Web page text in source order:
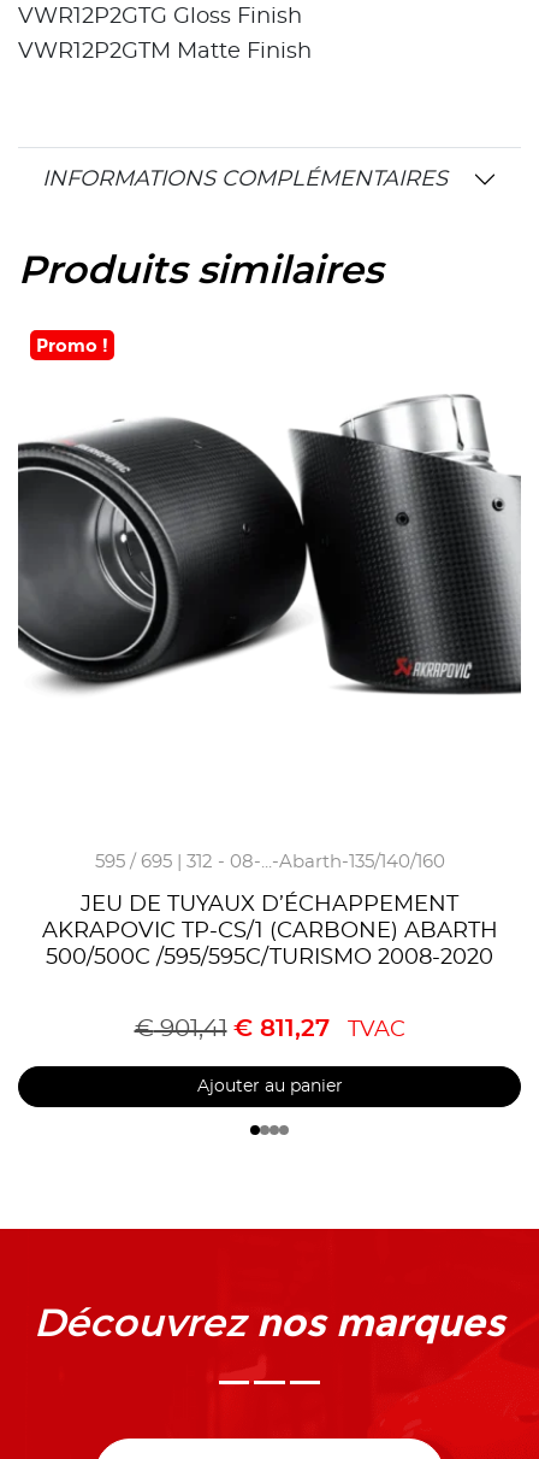
VWR12P2GTG Gloss Finish
VWR12P2GTM Matte Finish
INFORMATIONS COMPLÉMENTAIRES
Produits similaires
Promo !
595 / 695 | 312 - 08-...-Abarth-135/140/160
JEU DE TUYAUX D’ÉCHAPPEMENT
AKRAPOVIC TP-CS/1 (CARBONE) ABARTH
500/500C /595/595C/TURISMO 2008-2020
€901,41 €811,27 TVAC
Ajouter au panier
Découvrez nos marques